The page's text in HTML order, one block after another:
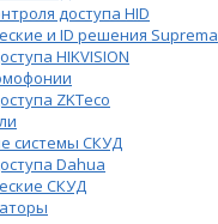
доступа HID
и ID решения Suprema
HIKVISION
ZKTeco
системы СКУД
Dahua
СКУД